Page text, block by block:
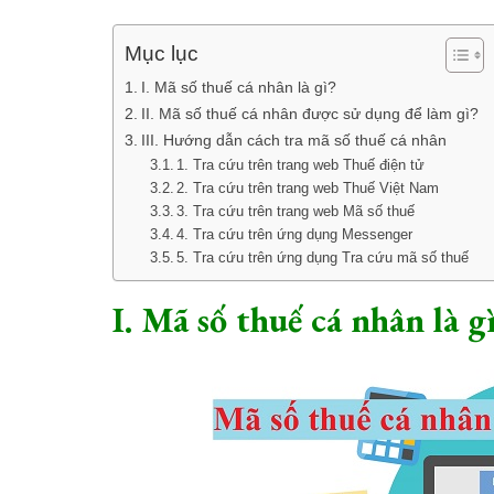
Mục lục
I. Mã số thuế cá nhân là gì?
II. Mã số thuế cá nhân được sử dụng để làm gì?
III. Hướng dẫn cách tra mã số thuế cá nhân
1. Tra cứu trên trang web Thuế điện tử
2. Tra cứu trên trang web Thuế Việt Nam
3. Tra cứu trên trang web Mã số thuế
4. Tra cứu trên ứng dụng Messenger
5. Tra cứu trên ứng dụng Tra cứu mã số thuế
I. Mã số thuế cá nhân là